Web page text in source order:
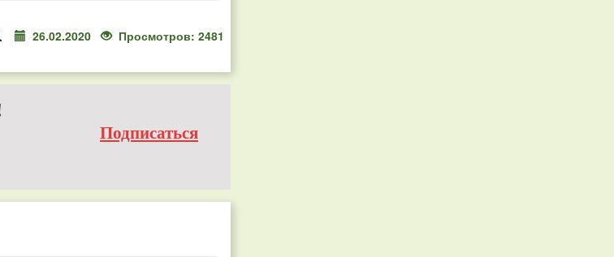
26.02.2020 Просмотров: 2481
Подписаться